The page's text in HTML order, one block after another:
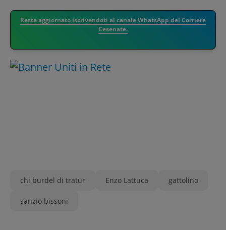
Resta aggiornato iscrivendoti al canale WhatsApp del Corriere
Cesenate.
chi burdel di tratur Enzo Lattuca gattolino
sanzio bissoni